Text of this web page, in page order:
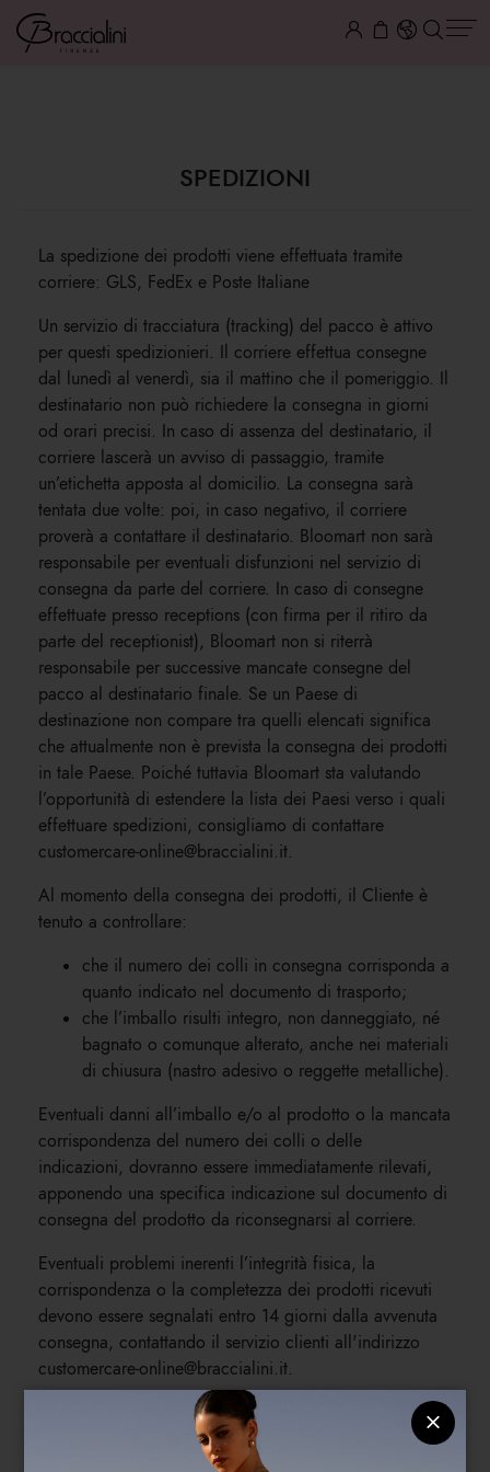
SPEDIZIONI
La spedizione dei prodotti viene effettuata tramite
corriere: GLS, FedEx e Poste Italiane
Un servizio di tracciatura (tracking) del pacco è attivo
per questi spedizionieri. Il corriere effettua consegne
dal lunedì al venerdì, sia il mattino che il pomeriggio. Il
destinatario non può richiedere la consegna in giorni
od orari precisi. In caso di assenza del destinatario, il
corriere lascerà un avviso di passaggio, tramite
un’etichetta apposta al domicilio. La consegna sarà
tentata due volte: poi, in caso negativo, il corriere
proverà a contattare il destinatario. Bloomart non sarà
responsabile per eventuali disfunzioni nel servizio di
consegna da parte del corriere. In caso di consegne
effettuate presso receptions (con firma per il ritiro da
parte del receptionist), Bloomart non si riterrà
responsabile per successive mancate consegne del
pacco al destinatario finale. Se un Paese di
destinazione non compare tra quelli elencati significa
che attualmente non è prevista la consegna dei prodotti
in tale Paese. Poiché tuttavia Bloomart sta valutando
l’opportunità di estendere la lista dei Paesi verso i quali
effettuare spedizioni, consigliamo di contattare
customercare-online@braccialini.it.
Al momento della consegna dei prodotti, il Cliente è
tenuto a controllare:
che il numero dei colli in consegna corrisponda a
quanto indicato nel documento di trasporto;
che l’imballo risulti integro, non danneggiato, né
bagnato o comunque alterato, anche nei materiali
di chiusura (nastro adesivo o reggette metalliche).
Eventuali danni all’imballo e/o al prodotto o la mancata
corrispondenza del numero dei colli o delle
indicazioni, dovranno essere immediatamente rilevati,
apponendo una specifica indicazione sul documento di
consegna del prodotto da riconsegnarsi al corriere.
Eventuali problemi inerenti l’integrità fisica, la
corrispondenza o la completezza dei prodotti ricevuti
devono essere segnalati entro 14 giorni dalla avvenuta
consegna, contattando il servizio clienti all'indirizzo
customercare-online@braccialini.it.
Spese di spedizione
Il costo della spedizione dipende dal Paese di